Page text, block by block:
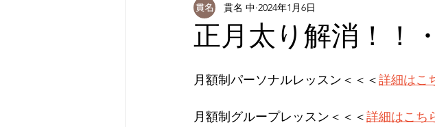
正月太り解消！！
貫名 中 2024年1月6日
月額制パーソナルレッスン＜＜＜詳細はこ
月額制グループレッスン＜＜＜詳細はこち